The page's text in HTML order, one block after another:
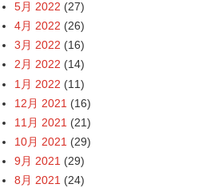
5月 2022 (27)
4月 2022 (26)
3月 2022 (16)
2月 2022 (14)
1月 2022 (11)
12月 2021 (16)
11月 2021 (21)
10月 2021 (29)
9月 2021 (29)
8月 2021 (24)